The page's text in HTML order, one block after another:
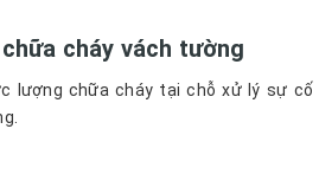
cháy vách tường
lượng chữa cháy tại chỗ xử lý sự cố